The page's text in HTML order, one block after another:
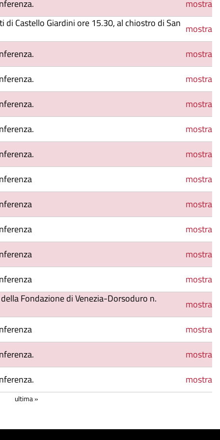
mostra
Castello Giardini ore 15.30, al chiostro di San mostra
mostra
mostra
mostra
mostra
mostra
mostra
mostra
mostra
mostra
mostra
Fondazione di Venezia-Dorsoduro n.
mostra
mostra
mostra
mostra
ultima »